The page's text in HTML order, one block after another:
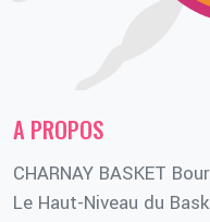
A PROPOS
CHARNAY BASKET
Le Haut-Niveau du